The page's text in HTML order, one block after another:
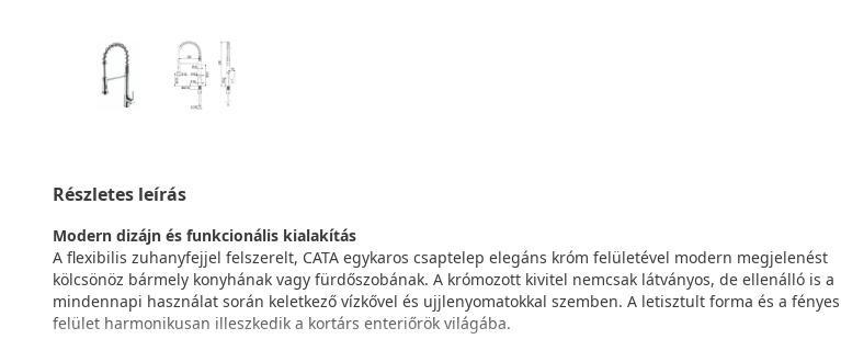
Részletes leírás
Modern dizájn és funkcionális kialakítás
A flexibilis zuhanyfejjel felszerelt, CATA egykaros csaptelep elegáns króm felületével modern megjelenést
kölcsönöz bármely konyhának vagy fürdőszobának. A krómozott kivitel nemcsak látványos, de ellenálló is a
mindennapi használat során keletkező vízkővel és ujjlenyomatokkal szemben. A letisztult forma és a fényes
felület harmonikusan illeszkedik a kortárs enteriőrök világába.